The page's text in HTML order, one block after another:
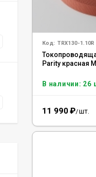
Код: TRX130-1.10R
Parity красная
В наличии: 26
11 990 ₽/шт.